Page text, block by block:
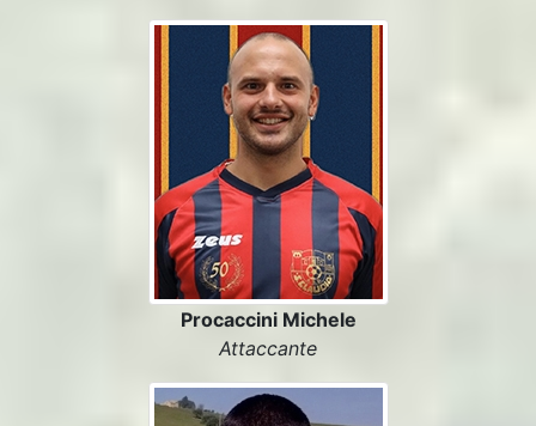
Procaccini Michele
Attaccante